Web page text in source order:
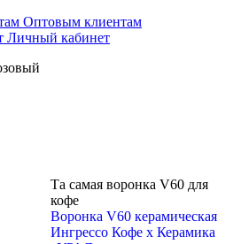
Оптовым клиентам
Личный кабинет
Та самая воронка V60 для
кофе
Воронка V60 керамическая
Ингрессо Кофе х Керамика